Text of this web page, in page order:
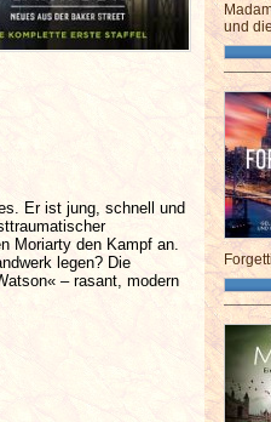
Er ist jung, schnell und
Moriarty den Kampf an.
legen? Die
– rasant, modern
und